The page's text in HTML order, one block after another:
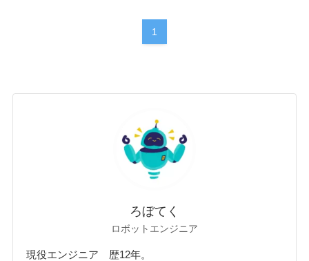
1
ろぼてく
ロボットエンジニア
現役エンジニア 歴12年。